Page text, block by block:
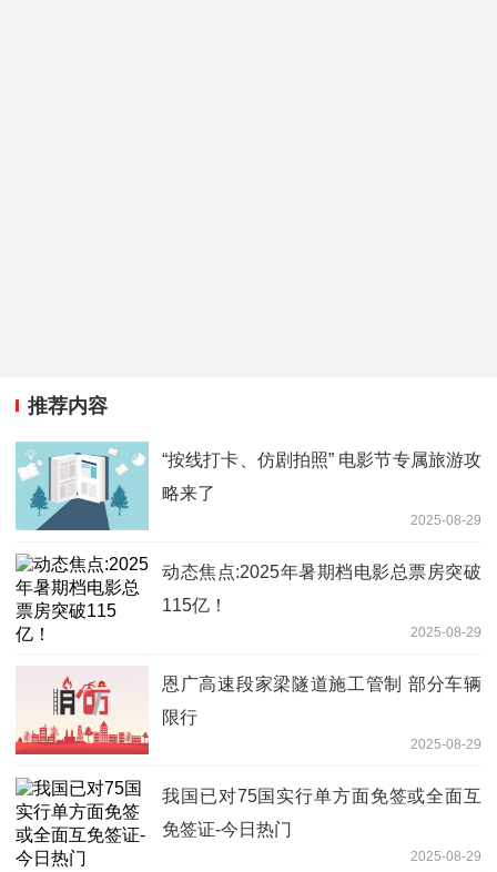
推荐内容
“按线打卡、仿剧拍照” 电影节专属旅游攻
略来了
2025-08-29
动态焦点:2025年暑期档电影总票房突破
115亿！
2025-08-29
恩广高速段家梁隧道施工管制 部分车辆
限行
2025-08-29
我国已对75国实行单方面免签或全面互
免签证-今日热门
2025-08-29